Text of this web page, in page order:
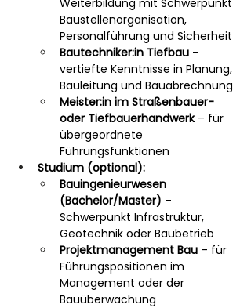
Baustellenorganisation,
Personalführung und Sicherheit
Bautechniker:in Tiefbau –
vertiefte Kenntnisse in Planung,
Bauleitung und Bauabrechnung
Meister:in im Straßenbauer-
oder Tiefbauerhandwerk – für
übergeordnete
Führungsfunktionen
Studium (optional):
Bauingenieurwesen
(Bachelor/Master) –
Schwerpunkt Infrastruktur,
Geotechnik oder Baubetrieb
Projektmanagement Bau – für
Führungspositionen im
Management oder der
Bauüberwachung